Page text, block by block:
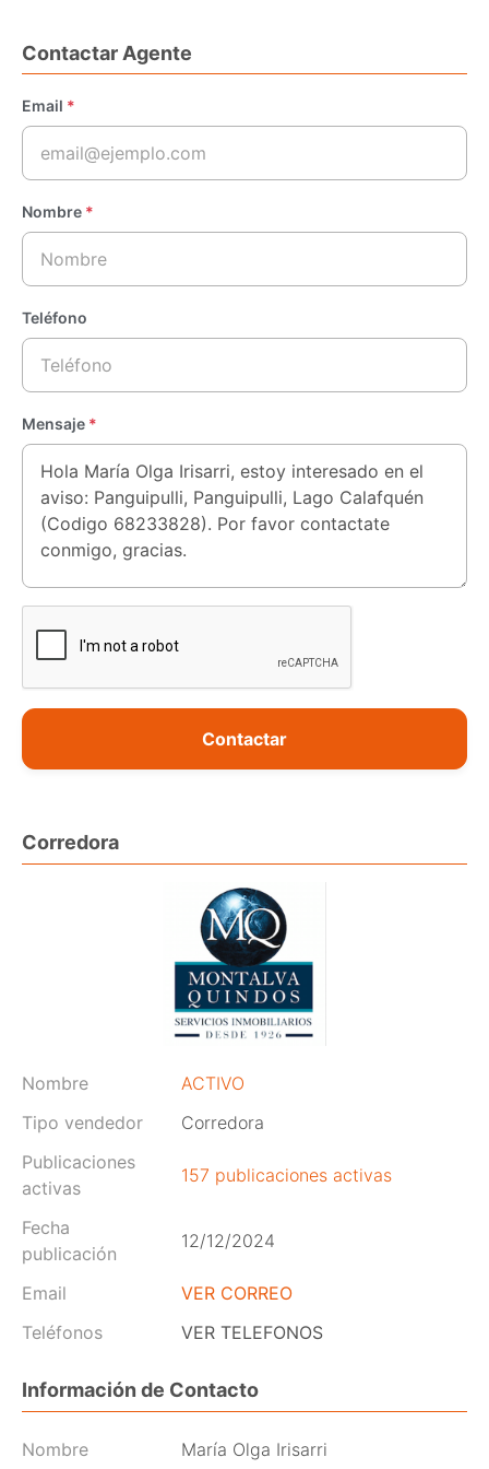
Contactar Agente
Email *
Nombre *
Teléfono
Mensaje *
Contactar
Corredora
Nombre
ACTIVO
Tipo vendedor
Corredora
Publicaciones
activas
157 publicaciones activas
Fecha
publicación
12/12/2024
Email
VER CORREO
Teléfonos
VER TELEFONOS
Información de Contacto
Nombre
María Olga Irisarri